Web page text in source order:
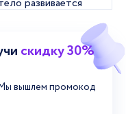
скидку 30%
вышлем промокод